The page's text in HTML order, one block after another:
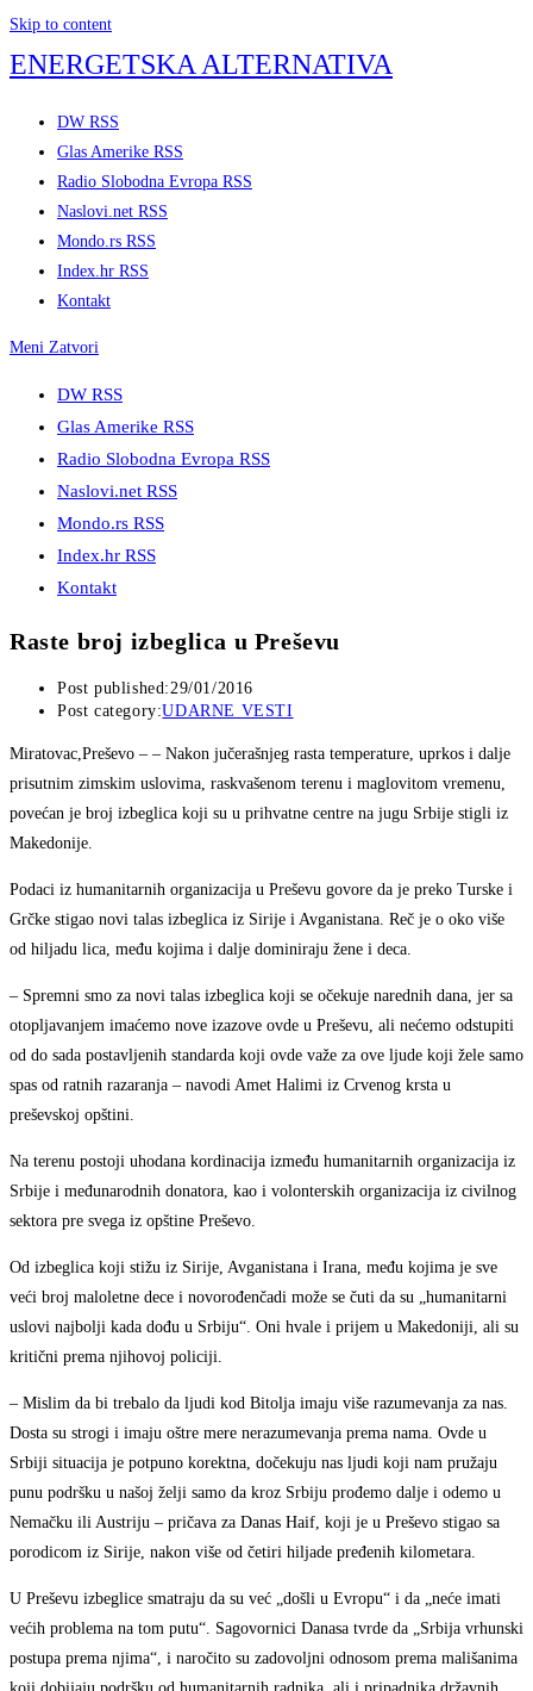
Skip to content
ENERGETSKA ALTERNATIVA
DW RSS
Glas Amerike RSS
Radio Slobodna Evropa RSS
Naslovi.net RSS
Mondo.rs RSS
Index.hr RSS
Kontakt
Meni Zatvori
DW RSS
Glas Amerike RSS
Radio Slobodna Evropa RSS
Naslovi.net RSS
Mondo.rs RSS
Index.hr RSS
Kontakt
Raste broj izbeglica u Preševu
Post published:29/01/2016
Post category:UDARNE VESTI
Miratovac,Preševo – – Nakon jučerašnjeg rasta temperature, uprkos i dalje
prisutnim zimskim uslovima, raskvašenom terenu i maglovitom vremenu,
povećan je broj izbeglica koji su u prihvatne centre na jugu Srbije stigli iz
Makedonije.
Podaci iz humanitarnih organizacija u Preševu govore da je preko Turske i
Grčke stigao novi talas izbeglica iz Sirije i Avganistana. Reč je o oko više
od hiljadu lica, među kojima i dalje dominiraju žene i deca.
– Spremni smo za novi talas izbeglica koji se očekuje narednih dana, jer sa
otopljavanjem imaćemo nove izazove ovde u Preševu, ali nećemo odstupiti
od do sada postavljenih standarda koji ovde važe za ove ljude koji žele samo
spas od ratnih razaranja – navodi Amet Halimi iz Crvenog krsta u
preševskoj opštini.
Na terenu postoji uhodana kordinacija između humanitarnih organizacija iz
Srbije i međunarodnih donatora, kao i volonterskih organizacija iz civilnog
sektora pre svega iz opštine Preševo.
Od izbeglica koji stižu iz Sirije, Avganistana i Irana, među kojima je sve
veći broj maloletne dece i novorođenčadi može se čuti da su „humanitarni
uslovi najbolji kada dođu u Srbiju“. Oni hvale i prijem u Makedoniji, ali su
kritični prema njihovoj policiji.
– Mislim da bi trebalo da ljudi kod Bitolja imaju više razumevanja za nas.
Dosta su strogi i imaju oštre mere nerazumevanja prema nama. Ovde u
Srbiji situacija je potpuno korektna, dočekuju nas ljudi koji nam pružaju
punu podršku u našoj želji samo da kroz Srbiju prođemo dalje i odemo u
Nemačku ili Austriju – pričava za Danas Haif, koji je u Preševo stigao sa
porodicom iz Sirije, nakon više od četiri hiljade pređenih kilometara.
U Preševu izbeglice smatraju da su već „došli u Evropu“ i da „neće imati
većih problema na tom putu“. Sagovornici Danasa tvrde da „Srbija vrhunski
postupa prema njima“, i naročito su zadovoljni odnosom prema mališanima